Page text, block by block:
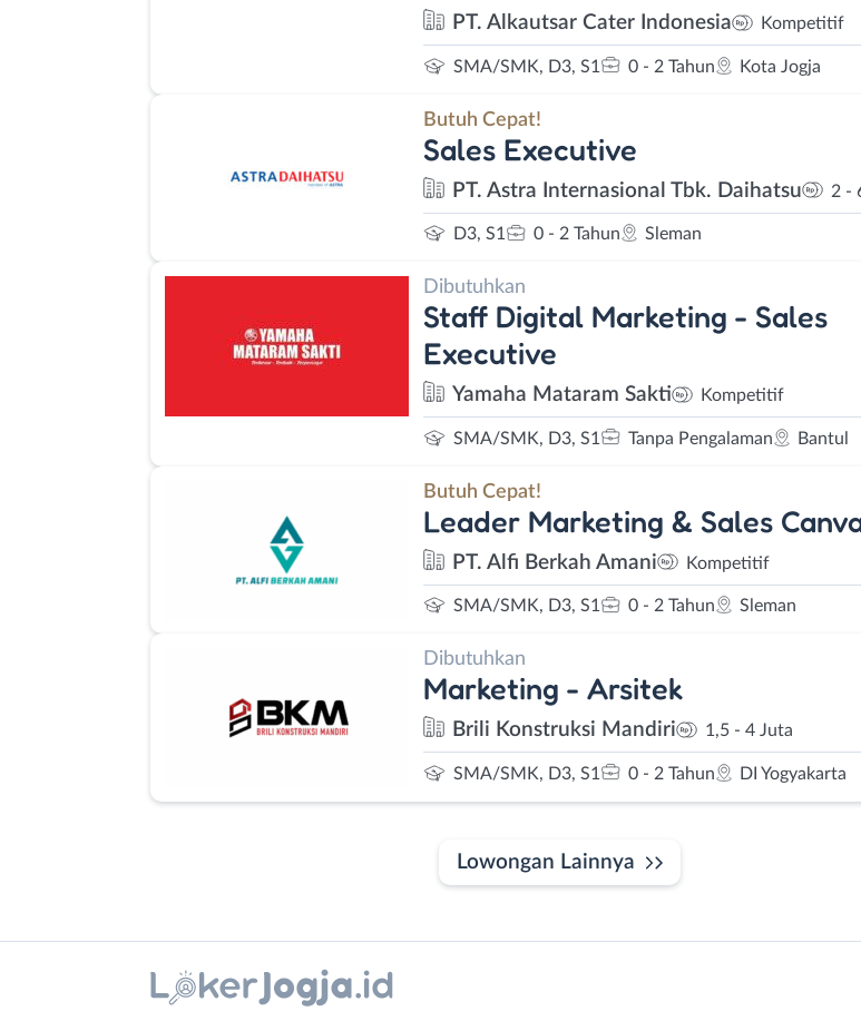
PT. Alkautsar Cater Indonesia Kompetitif
SMA/SMK, D3, S1 0 - 2 Tahun Kota Jogja
Butuh Cepat!
Sales Executive
PT. Astra Internasional Tbk. Daihatsu 2 -
D3, S1 0 - 2 Tahun Sleman
Dibutuhkan
Staff Digital Marketing - Sales
Executive
Yamaha Mataram Sakti Kompetitif
SMA/SMK, D3, S1 Tanpa Pengalaman Bantul
Butuh Cepat!
Leader Marketing & Sales
PT. Alfi Berkah Amani Kompetitif
SMA/SMK, D3, S1 0 - 2 Tahun Sleman
Dibutuhkan
Marketing - Arsitek
Brili Konstruksi Mandiri 1,5 - 4 Juta
SMA/SMK, D3, S1 0 - 2 Tahun DI Yogyakarta
Lowongan Lainnya